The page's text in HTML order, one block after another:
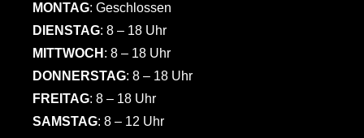
MONTAG: Geschlossen
DIENSTAG: 8 – 18 Uhr
MITTWOCH : 8 – 18 Uhr
DONNERSTAG: 8 – 18 Uhr
FREITAG: 8 – 18 Uhr
SAMSTAG: 8 – 12 Uhr